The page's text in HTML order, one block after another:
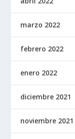
marzo 2022
febrero 2022
enero 2022
diciembre 2021
noviembre 2021